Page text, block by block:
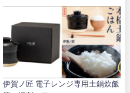
伊賀ノ匠 電子レンジ専用土鍋炊飯